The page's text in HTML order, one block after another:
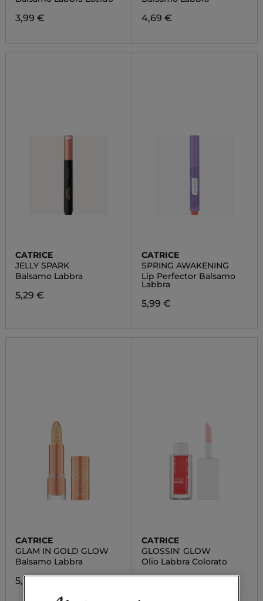
3,99 € 4,69 €
CATRICE
JELLY SPARK
Balsamo Labbra
5,29 €
CATRICE
SPRING AWAKENING
Lip Perfector Balsamo
Labbra
5,99 €
CATRICE
GLAM IN GOLD GLOW
Balsamo Labbra
5,79 €
CATRICE
GLOSSIN' GLOW
Olio Labbra Colorato